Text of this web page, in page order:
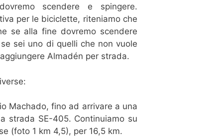
scendere e spingere.
per le biciclette, riteniamo che
se alla fine dovremo scendere
sei uno di quelli che non vuole
Almadén per strada.
Machado, fino ad arrivare a una
strada SE-405. Continuiamo su
(foto 1 km 4,5), per 16,5 km.